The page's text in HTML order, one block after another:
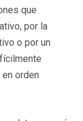
que
por la
o por un
orden